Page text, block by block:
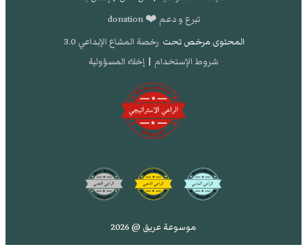
تبرع و دعم ❤️ donation
المحتوى مرخص تحت رخصة المشاع الإبداعي 3.0
شروط الإستخدام | إخلاء المسؤولية
موسوعة عريق @ 2026